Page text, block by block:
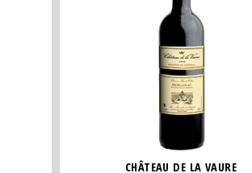
CHÂTEAU DE LA VAURE